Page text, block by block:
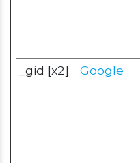
_gid [x2] Google